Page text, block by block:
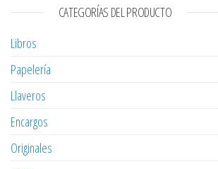
CATEGORÍAS DEL PRODUCTO
Libros
Papelería
Llaveros
Encargos
Originales